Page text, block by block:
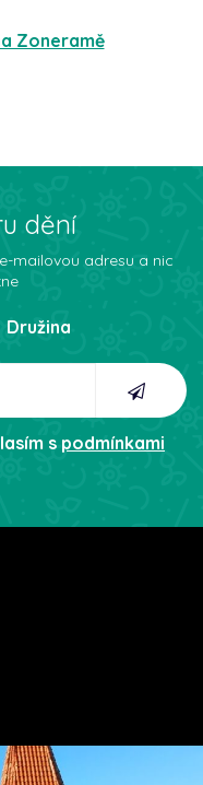
Zoneramě
dění
mailovou adresu a nic
Družina
s podmínkami